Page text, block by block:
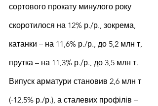
сортового прокату минулого року
скоротилося на 12% р./р., зокрема,
катанки – на 11,6% р./р., до 5,2 млн т,
прутка – на 11,3% р./р., до 3,5 млн т.
Випуск арматури становив 2,6 млн т
(-12,5% р./р.), а сталевих профілів –